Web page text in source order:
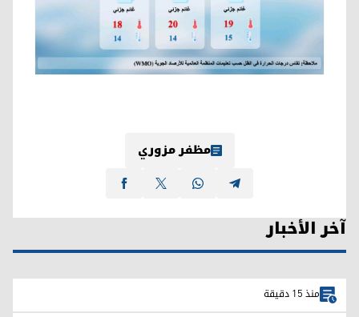
مظفر مزوري
آخر الأخبار
منذ 15 دقيقة